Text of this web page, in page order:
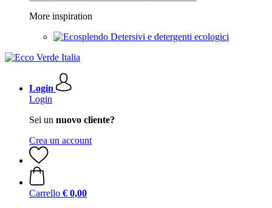
More inspiration
Detersivi e detergenti ecologici
Login
Login
Sei un nuovo cliente?
Crea un account
Carrello € 0,00